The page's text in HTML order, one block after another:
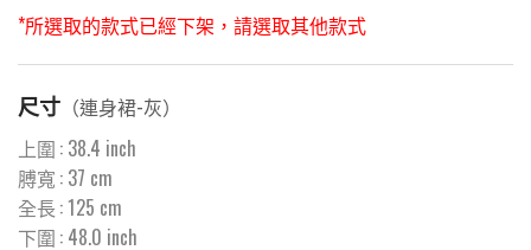
*所選取的款式已經下架，請選取其他款式
尺寸 （連身裙-灰）
上圍 : 38.4 inch
膊寬 : 37 cm
全長 :125 cm
下圍 : 48.0 inch